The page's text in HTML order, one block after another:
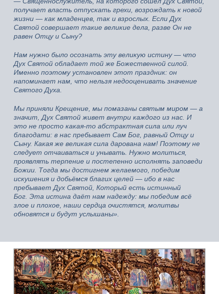
получает власть отпускать грехи, возрождать к новой
жизни — как младенцев, так и взрослых. Если Дух
Святой совершает такие великие дела, разве Он не
равен Отцу и Сыну?
Нам нужно было осознать эту великую истину — что
Дух Святой обладает той же Божественной силой.
Именно поэтому установлен этот праздник: он
напоминает нам, что нельзя недооценивать значение
Святого Духа.
Мы приняли Крещение, мы помазаны святым миром — а
значит, Дух Святой живет внутри каждого из нас. И
это не просто какая‑то абстрактная сила или луч
благодати: в нас пребывает Сам Бог, равный Отцу и
Сыну. Какая же великая сила дарована нам! Поэтому не
следует отчаиваться и унывать. Нужно молиться,
проявлять терпение и постепенно исполнять заповеди
Божии. Тогда мы достигнем желаемого, победим
искушения и добьёмся благих целей — ибо в нас
пребывает Дух Святой, Который есть истинный
Бог. Эта истина даёт нам надежду: мы победим всё
злое и плохое, наши сердца очистятся, молитвы
обновятся и будут услышаны».